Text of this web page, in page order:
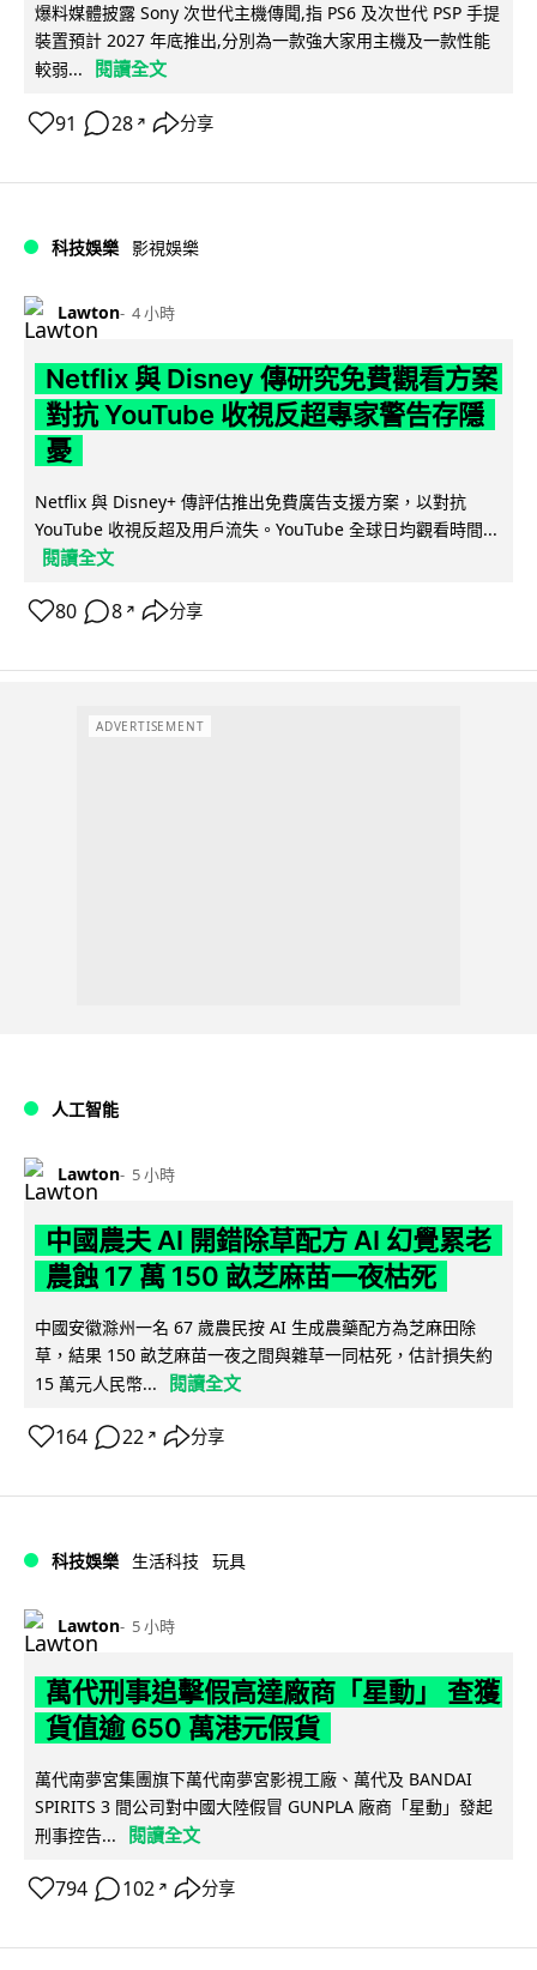
爆料媒體披露 Sony 次世代主機傳聞,指 PS6 及次世代 PSP 手提
裝置預計 2027 年底推出,分別為一款強大家用主機及一款性能
較弱...
閱讀全文
91 28 ↗ 分享
科技娛樂 影視娛樂
Lawton 4 小時
Netflix 與 Disney 傳研究免費觀看方案
對抗 YouTube 收視反超專家警告存隱
憂
Netflix 與 Disney+ 傳評估推出免費廣告支援方案，以對抗
YouTube 收視反超及用戶流失。YouTube 全球日均觀看時間...
閱讀全文
80 8 ↗ 分享
ADVERTISEMENT
人工智能
Lawton 5 小時
中國農夫 AI 開錯除草配方 AI 幻覺累老
農蝕 17 萬 150 畝芝麻苗一夜枯死
中國安徽滁州一名 67 歲農民按 AI 生成農藥配方為芝麻田除
草，結果 150 畝芝麻苗一夜之間與雜草一同枯死，估計損失約
15 萬元人民幣...
閱讀全文
164 22 ↗ 分享
科技娛樂 生活科技 玩具
Lawton 5 小時
萬代刑事追擊假高達廠商「星動」 查獲
貨值逾 650 萬港元假貨
萬代南夢宮集團旗下萬代南夢宮影視工廠、萬代及 BANDAI
SPIRITS 3 間公司對中國大陸假冒 GUNPLA 廠商「星動」發起
刑事控告...
閱讀全文
794 102 ↗ 分享